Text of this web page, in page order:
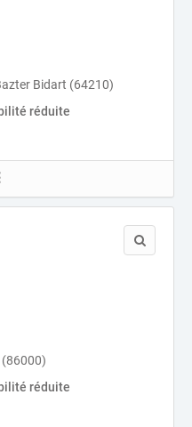
Bidart (64210)
réduite
(86000)
réduite